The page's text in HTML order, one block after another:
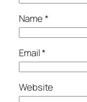
Name*
Email*
Website